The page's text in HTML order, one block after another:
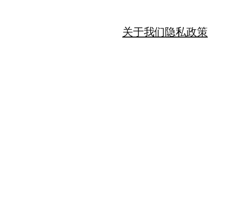
关于我们隐私政策